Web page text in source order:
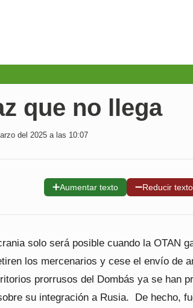
que no llega
del 2025 a las 10:07
➕Aumentar texto ➖Reducir texto
solo será posible cuando la OTAN
los mercenarios y cese el envío de
prorrusos del Dombás ya se han
su integración a Rusia. De hecho,